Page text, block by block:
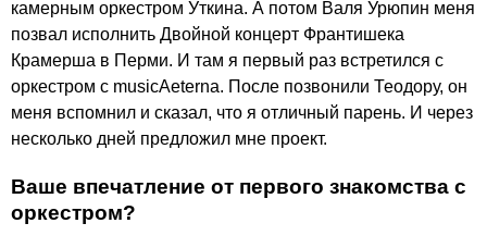
камерным оркестром Уткина. А потом Валя Урюпин меня
позвал исполнить Двойной концерт Франтишека
Крамерша в Перми. И там я первый раз встретился с
оркестром с musicAeterna. После позвонили Теодору, он
меня вспомнил и сказал, что я отличный парень. И через
несколько дней предложил мне проект.
Ваше впечатление от первого знакомства с
оркестром?